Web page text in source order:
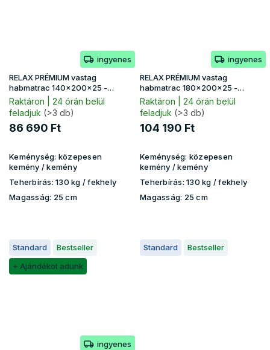
ingyenes
RELAX PRÉMIUM vastag
habmatrac 140x200x25 -
Lavender huzat
Raktáron | 24 órán belül
feladjuk (>3 db)
86 690 Ft
Keménység: közepesen
kemény / kemény
Teherbírás: 130 kg​​​​ / fekhely
Magasság: 25 cm
ingyenes
RELAX PRÉMIUM vastag
habmatrac 180x200x25 -
Lavender huzat
Raktáron | 24 órán belül
feladjuk (>3 db)
104 190 Ft
Keménység: közepesen
kemény / kemény
Teherbírás: 130 kg​​​​ / fekhely
Magasság: 25 cm
Standard
Bestseller
+ Ajándékot adunk
ingyenes
Standard Bestseller